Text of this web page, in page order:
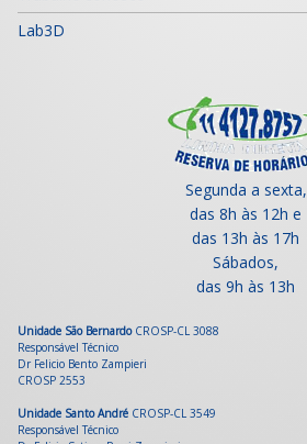
Lab3D
Segunda a sexta,
das 8h às 12h e
das 13h às 17h
Sábados,
das 9h às 13h
Unidade São Bernardo CROSP-CL 3088
Responsável Técnico
Dr Felicio Bento Zampieri
CROSP 2553
Unidade Santo AndréCROSP-CL 3549
Responsável Técnico